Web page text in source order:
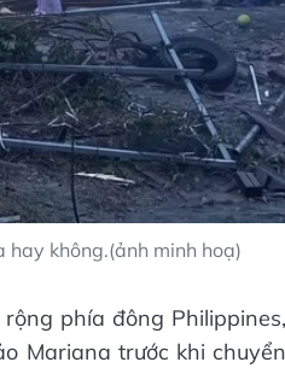
không.(ảnh minh hoạ)
phía đông Philippines,
Mariana trước khi chuyển